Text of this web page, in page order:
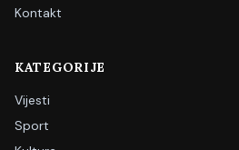
Kontakt
KATEGORIJE
Vijesti
Sport